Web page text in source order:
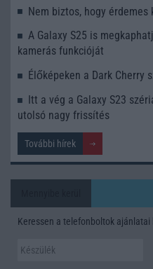
Nem biztos, hogy
A Galaxy S25 is
kamerás funkcióját
Élőképeken a Dark Cherry
Itt a vég a Galaxy S23
utolsó nagy frissítés
További hírek
Keressen a telefonboltok ajánlatai